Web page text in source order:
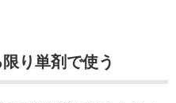
り単剤で使う